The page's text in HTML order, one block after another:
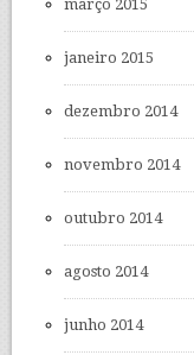
março 2015
janeiro 2015
dezembro 2014
novembro 2014
outubro 2014
agosto 2014
junho 2014